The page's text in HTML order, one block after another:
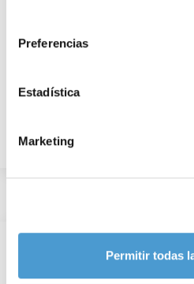
Preferencias
Estadística
Marketing
Permitir todas